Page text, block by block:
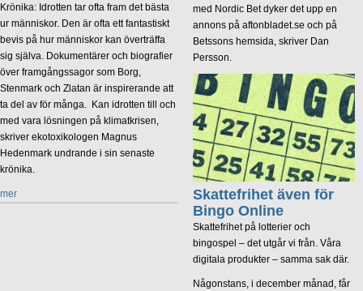
med Nordic Bet dyker det upp en
annons på aftonbladet.se och på
Betssons hemsida, skriver Dan
Persson.
Skattefrihet även för
Bingo Online
Skattefrihet på lotterier och
bingospel – det utgår vi från. Våra
digitala produkter – samma sak där.
Någonstans, i december månad, får
Krönika: Idrotten tar ofta fram det bästa
ur människor. Den är ofta ett fantastiskt
bevis på hur människor kan överträffa
sig själva. Dokumentärer och biografier
över framgångssagor som Borg,
Stenmark och Zlatan är inspirerande att
ta del av för många. Kan idrotten till och
med vara lösningen på klimatkrisen,
skriver ekotoxikologen Magnus
Hedenmark undrande i sin senaste
krönika.
mer